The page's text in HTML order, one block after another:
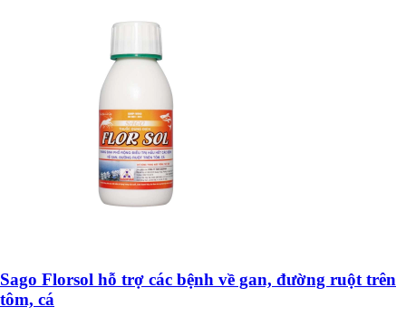
Sago Florsol hỗ trợ các bệnh về gan, đường ruột trên
tôm, cá